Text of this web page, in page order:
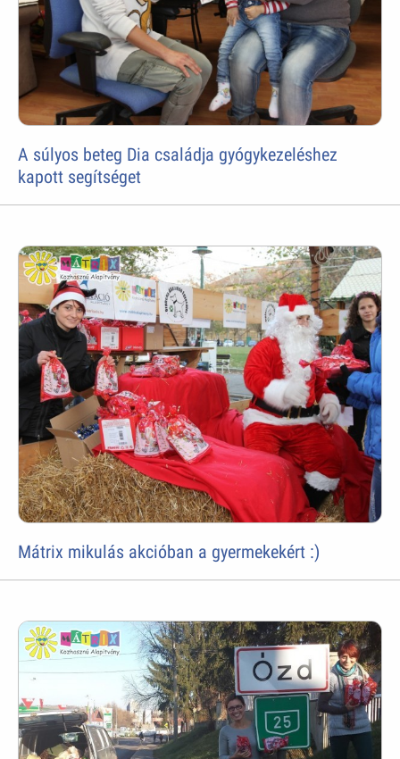
A súlyos beteg Dia családja gyógykezeléshez
kapott segítséget
Mátrix mikulás akcióban a gyermekekért :)